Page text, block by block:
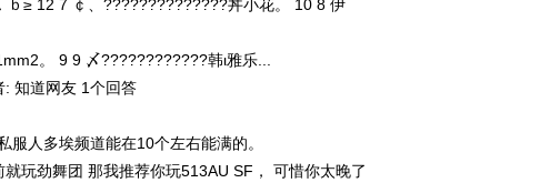
≥ 12 7 ￠、??????????????丼小花。 10 8 伊
。 9 9 〆????????????韩ι雅乐...
知道网友 1个回答
服人多埃频道能在10个左右能满的。
玩劲舞团 那我推荐你玩513AU SF， 可惜你太晚了